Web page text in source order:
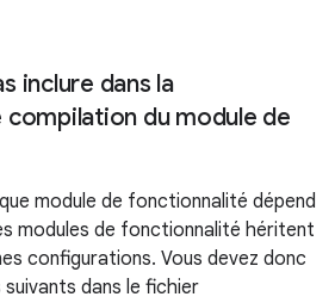
inclure dans la
du module de
module de fonctionnalité dépend
modules de fonctionnalité héritent
configurations. Vous devez donc
dans le fichier